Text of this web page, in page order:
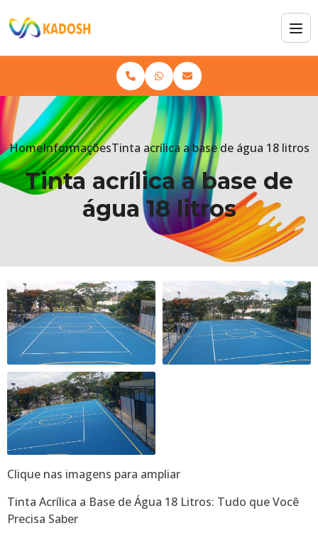
HomeInformaçõesTinta acrílica a base de água 18 litros
Tinta acrílica a base de
água 18 litros
Clique nas imagens para ampliar
Tinta Acrílica a Base de Água 18 Litros: Tudo que Você
Precisa Saber